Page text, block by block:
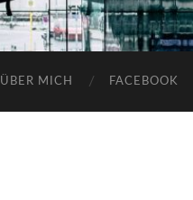
ÜBER MICH FACEBOOK